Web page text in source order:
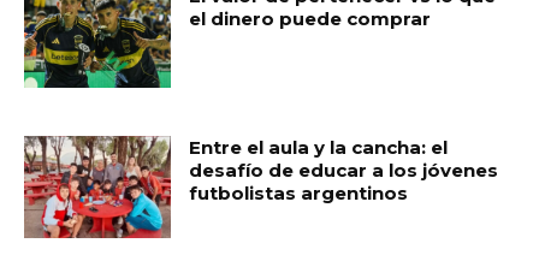
el dinero puede comprar
Entre el aula y la cancha: el
desafío de educar a los jóvenes
futbolistas argentinos